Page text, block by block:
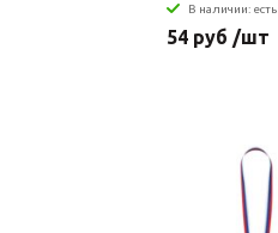
В наличии: есть
54 руб /шт